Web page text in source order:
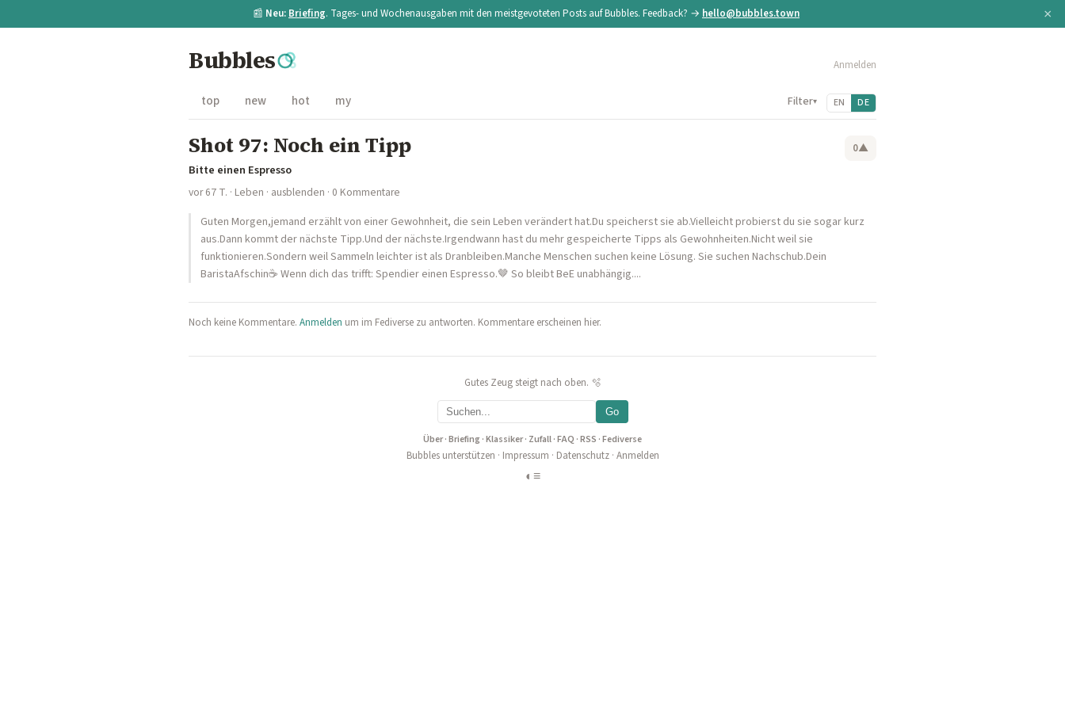
📰 Neu: Briefing. Tages- und Wochenausgaben mit den meistgevoteten Posts auf Bubbles. Feedback? → hello@bubbles.town ×
Bubbles Anmelden
top new hot my Filter▾ EN DE
Shot 97: Noch ein Tipp 0▲
Bitte einen Espresso
vor 67 T. · Leben · ausblenden · 0 Kommentare
Guten Morgen,jemand erzählt von einer Gewohnheit, die sein Leben verändert hat.Du speicherst sie ab.Vielleicht probierst du sie sogar kurz
aus.Dann kommt der nächste Tipp.Und der nächste.Irgendwann hast du mehr gespeicherte Tipps als Gewohnheiten.Nicht weil sie
funktionieren.Sondern weil Sammeln leichter ist als Dranbleiben.Manche Menschen suchen keine Lösung. Sie suchen Nachschub.Dein
BaristaAfschin☕️ Wenn dich das trifft: Spendier einen Espresso.🤎 So bleibt BeE unabhängig....
Noch keine Kommentare. Anmelden um im Fediverse zu antworten. Kommentare erscheinen hier.
Gutes Zeug steigt nach oben. 🫧
Go
Über·Briefing·Klassiker· Zufall·FAQ ·RSS ·Fediverse
Bubbles unterstützen · Impressum · Datenschutz· Anmelden
◐ ≡